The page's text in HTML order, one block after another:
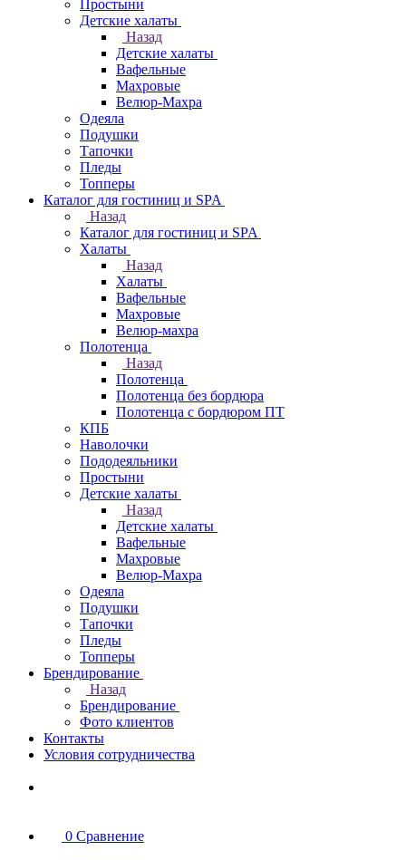
Простыни
Детские халаты
Назад
Детские халаты
Вафельные
Махровые
Велюр-Махра
Одеяла
Подушки
Тапочки
Пледы
Топперы
Каталог для гостиниц и SPA
Назад
Каталог для гостиниц и SPA
Халаты
Назад
Халаты
Вафельные
Махровые
Велюр-махра
Полотенца
Назад
Полотенца
Полотенца без бордюра
Полотенца с бордюром ПТ
КПБ
Наволочки
Пододеяльники
Простыни
Детские халаты
Назад
Детские халаты
Вафельные
Махровые
Велюр-Махра
Одеяла
Подушки
Тапочки
Пледы
Топперы
Брендирование
Назад
Брендирование
Фото клиентов
Контакты
Условия сотрудничества
0 Сравнение